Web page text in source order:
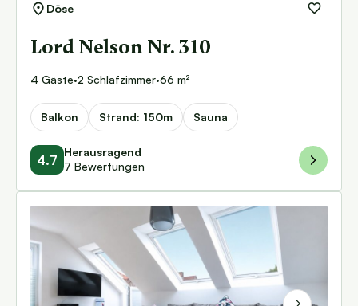
Döse
Lord Nelson Nr. 310
4 Gäste·2 Schlafzimmer·66 m²
Balkon Strand: 150m Sauna
4.7 Herausragend
7 Bewertungen